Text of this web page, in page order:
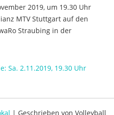
2019, um 19.30 Uhr
MTV Stuttgart auf den
Straubing in der
Sa. 2.11.2019, 19.30 Uhr
| Geschrieben von Volleyball